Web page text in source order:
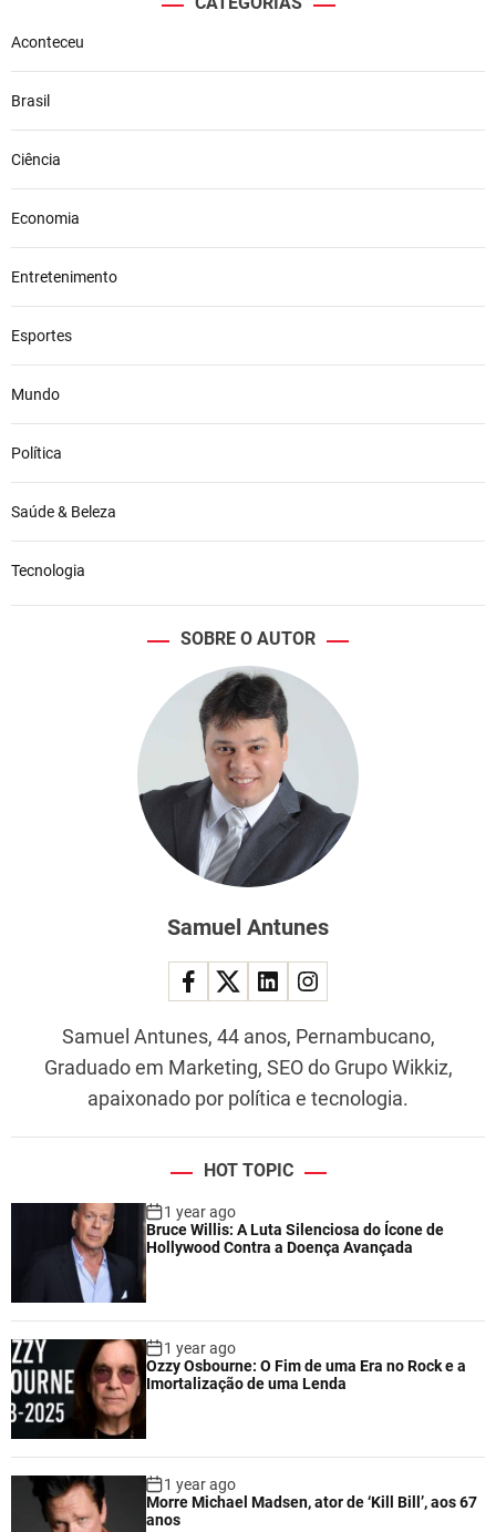
Aconteceu
Brasil
Ciência
Economia
Entretenimento
Esportes
Mundo
Política
Saúde & Beleza
Tecnologia
SOBRE O AUTOR
Samuel Antunes
Samuel Antunes, 44 anos, Pernambucano,
Graduado em Marketing, SEO do Grupo Wikkiz,
apaixonado por política e tecnologia.
HOT TOPIC
1 year ago
Bruce Willis: A Luta Silenciosa do Ícone de
Hollywood Contra a Doença Avançada
1 year ago
Ozzy Osbourne: O Fim de uma Era no Rock e a
Imortalização de uma Lenda
1 year ago
Morre Michael Madsen, ator de ‘Kill Bill’, aos 67
anos